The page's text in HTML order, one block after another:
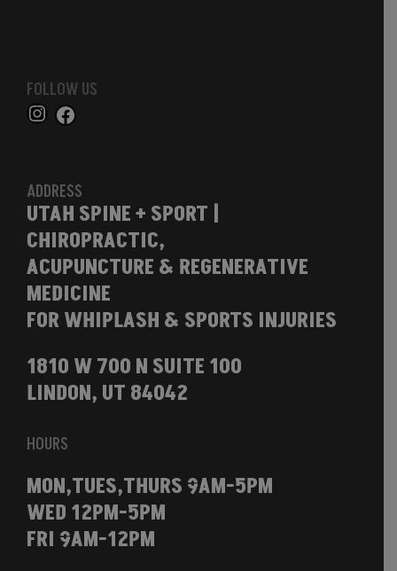
FOLLOW US
ADDRESS
UTAH SPINE + SPORT |
CHIROPRACTIC,
ACUPUNCTURE & REGENERATIVE
MEDICINE
FOR WHIPLASH & SPORTS INJURIES
1810 W 700 N SUITE 100
LINDON, UT 84042
HOURS
MON,TUES,THURS 9AM-5PM
WED 12PM-5PM
FRI 9AM-12PM